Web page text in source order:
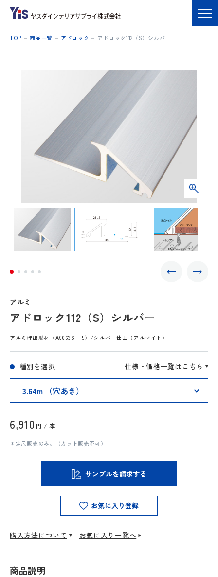
TOP 商品一覧 アドロック アドロック112（S）シルバー
アルミ
アドロック112（S）シルバー
アルミ押出形材（A6063S-T5）/シルバー仕上（アルマイト）
仕様・価格一覧はこちら
種別を選択
6,910 円 / 本
＊定尺販売のみ。（カット販売不可）
サンプルを請求する
お気に入り登録
購入方法について お気に入り一覧へ
商品説明